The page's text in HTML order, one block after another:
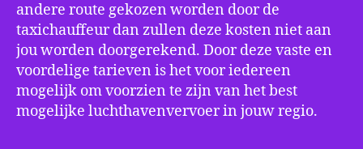
andere route gekozen worden door de
taxichauffeur dan zullen deze kosten niet aan
jou worden doorgerekend. Door deze vaste en
voordelige tarieven is het voor iedereen
mogelijk om voorzien te zijn van het best
mogelijke luchthavenvervoer in jouw regio.